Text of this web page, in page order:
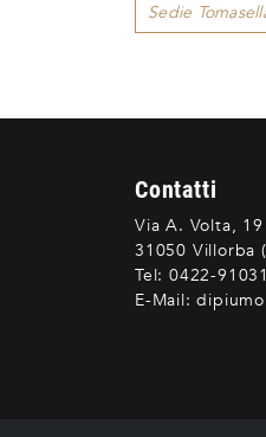
Sedie
Contatti
Via A. Volta, 19
31050 Villorba
Tel: 0422-
E-Mail: